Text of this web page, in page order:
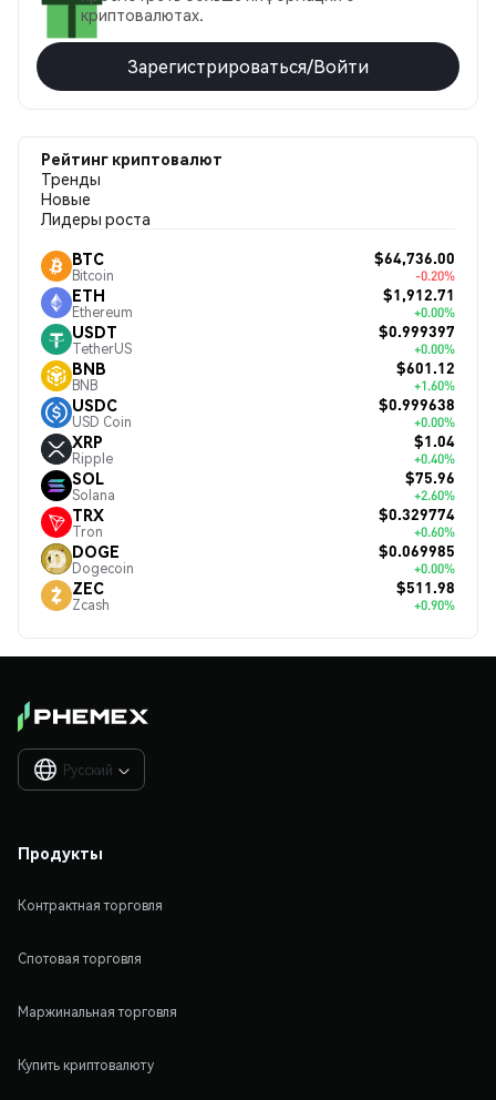
криптовалютах.
Зарегистрироваться/Войти
Рейтинг криптовалют
Тренды
Новые
Лидеры роста
BTC
Bitcoin
$64,736.00
-0.20%
ETH
Ethereum
$1,912.71
+0.00%
USDT
TetherUS
$0.999397
+0.00%
BNB
BNB
$601.12
+1.60%
USDC
USD Coin
$0.999638
+0.00%
XRP
Ripple
$1.04
+0.40%
SOL
Solana
$75.96
+2.60%
TRX
Tron
$0.329774
+0.60%
DOGE
Dogecoin
$0.069985
+0.00%
ZEC
Zcash
$511.98
+0.90%
Русский 
Продукты
Контрактная торговля
Спотовая торговля
Маржинальная торговля
Купить криптовалюту